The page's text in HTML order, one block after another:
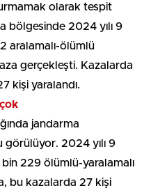
olarak tespit
bölgesinde 2024 yılı 9
aralamalı-ölümlü
gerçekleşti. Kazalarda
kişi yaralandı.
jandarma
2024 yılı 9
229 ölümlü-yaralamalı
bu kazalarda 27 kişi